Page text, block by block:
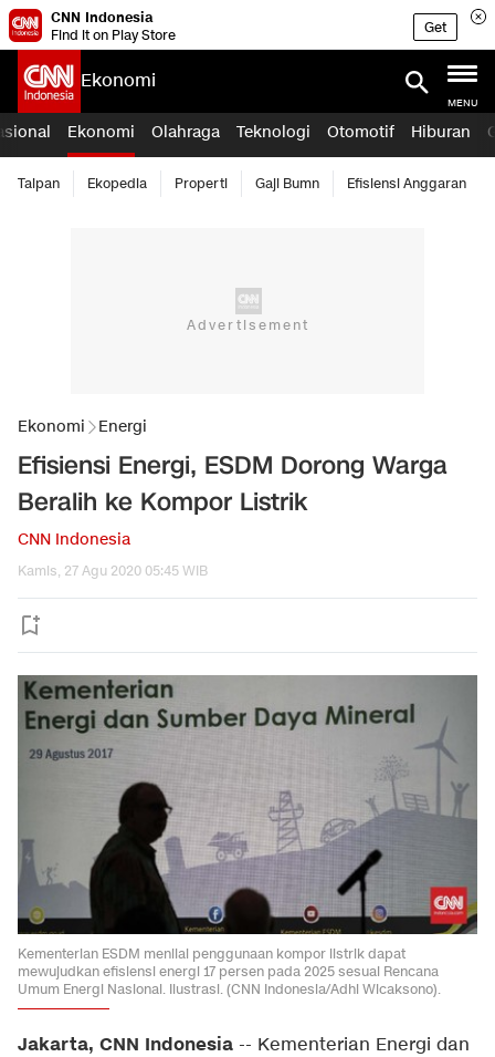
CNN Indonesia
Find it on Play Store
Get
Ekonomi
MENU
Ekonomi Olahraga Teknologi Otomotif Hiburan
Taipan Ekopedia Properti Gaji Bumn Efisiensi Anggaran
Ekonomi Energi
Efisiensi Energi, ESDM Dorong Warga
Beralih ke Kompor Listrik
CNN Indonesia
Kamis, 27 Agu 2020 05:45 WIB
Kementerian ESDM menilai penggunaan kompor listrik dapat
mewujudkan efisiensi energi 17 persen pada 2025 sesuai Rencana
Umum Energi Nasional. Ilustrasi. (CNN Indonesia/Adhi Wicaksono).
Jakarta, CNN Indonesia -- Kementerian Energi dan